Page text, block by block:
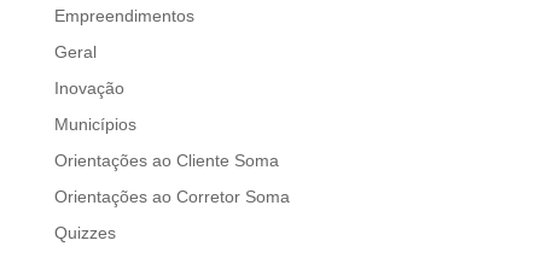
Empreendimentos
Geral
Inovação
Municípios
Orientações ao Cliente Soma
Orientações ao Corretor Soma
Quizzes